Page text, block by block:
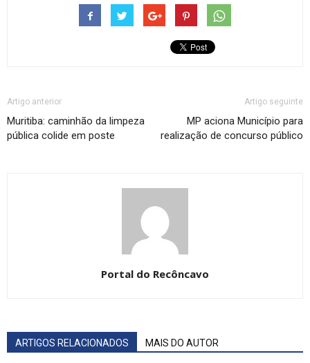
Artigo anterior
Muritiba: caminhão da limpeza
pública colide em poste
Artigo seguinte
MP aciona Município para
realização de concurso público
Portal do Recôncavo
ARTIGOS RELACIONADOS MAIS DO AUTOR